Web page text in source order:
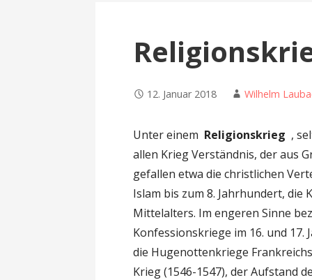
12. Januar 2018 Wilhelm
Unter einem Religionskrieg ,
allen Krieg Verständnis, der aus
gefallen etwa die christlichen
Islam bis zum 8. Jahrhundert, die
Mittelalters. Im engeren Sinne
Konfessionskriege im 16. und
die Hugenottenkriege
Krieg (1546-1547), der Aufstand